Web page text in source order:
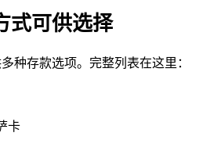
式可供选择
种存款选项。完整列表在这里：
卡